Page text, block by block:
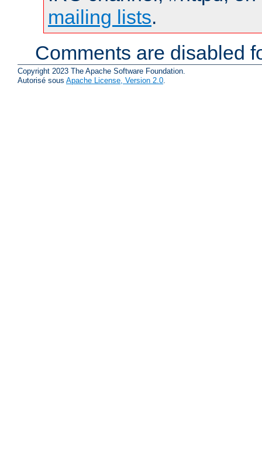
mailing lists.
Comments are disabled
Copyright 2023 The Apache Software Foundation.
Autorisé sous Apache License, Version 2.0